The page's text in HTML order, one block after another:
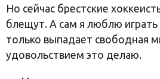
Но сейчас брестские
блещут. А сам я люблю играть
только выпадает свободная
удовольствием это делаю.